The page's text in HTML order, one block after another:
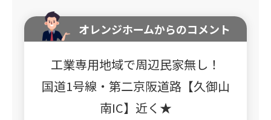
オレンジホームからのコメント
工業専用地域で周辺民家無し！
国道1号線・第二京阪道路【久御山
南IC】近く★